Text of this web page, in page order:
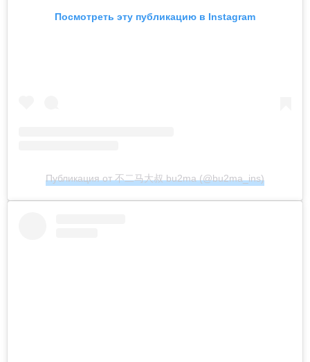
Посмотреть эту публикацию в Instagram
Публикация от 不二马大叔 bu2ma (@bu2ma_ins)